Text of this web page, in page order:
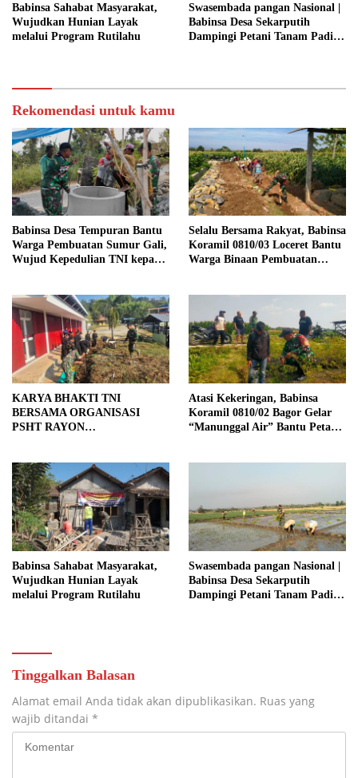
Babinsa Sahabat Masyarakat,
Wujudkan Hunian Layak
melalui Program Rutilahu
Swasembada pangan Nasional |
Babinsa Desa Sekarputih
Dampingi Petani Tanam Padi,
Rekomendasi untuk kamu
Babinsa Desa Tempuran Bantu
Warga Pembuatan Sumur Gali,
Wujud Kepedulian TNI kepada
Selalu Bersama Rakyat, Babinsa
Koramil 0810/03 Loceret Bantu
Warga Binaan Pembuatan
KARYA BHAKTI TNI
BERSAMA ORGANISASI
PSHT RAYON
ROYONG DAN
KEMANUNGGALAN TNI-
RAKYAT
Atasi Kekeringan, Babinsa
Koramil 0810/02 Bagor Gelar
“Manunggal Air” Bantu Petani
Babinsa Sahabat Masyarakat,
Wujudkan Hunian Layak
melalui Program Rutilahu
Swasembada pangan Nasional |
Babinsa Desa Sekarputih
Dampingi Petani Tanam Padi,
Tinggalkan Balasan
Alamat email Anda tidak akan dipublikasikan. Ruas yang
wajib ditandai *